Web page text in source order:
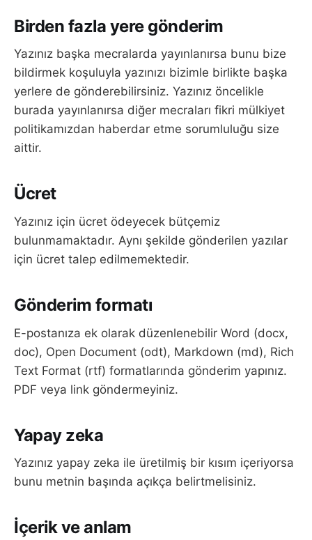
Birden fazla yere gönderim
Yazınız başka mecralarda yayınlanırsa bunu bize
bildirmek koşuluyla yazınızı bizimle birlikte başka
yerlere de gönderebilirsiniz. Yazınız öncelikle
burada yayınlanırsa diğer mecraları fikri mülkiyet
politikamızdan haberdar etme sorumluluğu size
aittir.
Ücret
Yazınız için ücret ödeyecek bütçemiz
bulunmamaktadır. Aynı şekilde gönderilen yazılar
için ücret talep edilmemektedir.
Gönderim formatı
E-postanıza ek olarak düzenlenebilir Word (docx,
doc), Open Document (odt), Markdown (md), Rich
Text Format (rtf) formatlarında gönderim yapınız.
PDF veya link göndermeyiniz.
Yapay zeka
Yazınız yapay zeka ile üretilmiş bir kısım içeriyorsa
bunu metnin başında açıkça belirtmelisiniz.
İçerik ve anlam